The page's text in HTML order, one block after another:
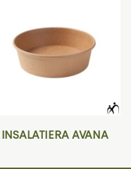
INSALATIERA AVANA